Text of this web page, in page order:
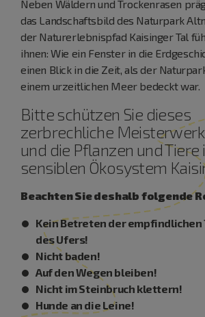
Neben Wäldern und Trockenrasen
das Landschaftsbild des Naturpark
der Naturerlebnispfad Kaisinger Tal
ihnen: Wie ein Fenster in die
einen Blick in die Zeit, als der
einem urzeitlichen Meer bedeckt war.
Bitte schützen Sie dieses
zerbrechliche
und die Pflanzen und Tiere
sensiblen Ökosystem
Beachten Sie deshalb folgende
Kein Betreten der empfindlichen
des Ufers!
Nicht baden!
Auf den Wegen bleiben!
Nicht im Steinbruch klettern!
Hunde an die Leine!